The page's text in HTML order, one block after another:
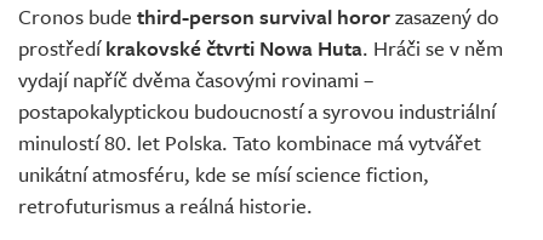
Cronos bude third-person survival hororzasazený do
prostředíkrakovské čtvrti Nowa Huta. Hráči se v něm
vydají napříč dvěma časovými rovinami –
postapokalyptickou budoucností a syrovou industriální
minulostí 80. let Polska. Tato kombinace má vytvářet
unikátní atmosféru, kde se mísí science fiction,
retrofuturismus a reálná historie.